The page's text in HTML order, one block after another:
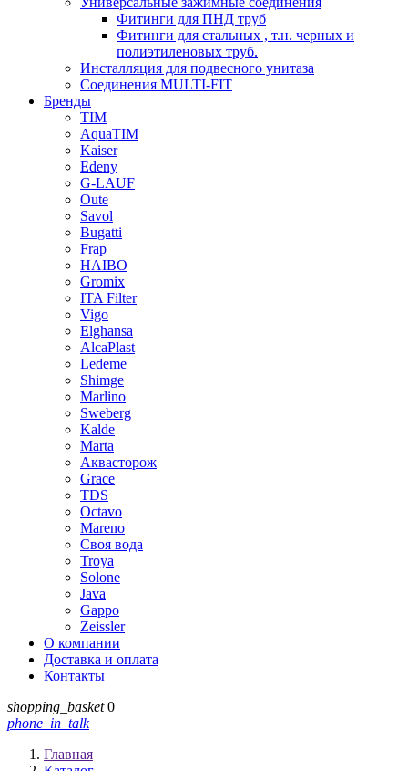
Фитинги для ПНД труб
Фитинги для стальных , т.н. черных и
полиэтиленовых труб.
Инсталляция для подвесного унитаза
Соединения MULTI-FIT
Бренды
TIM
AquaTIM
Kaiser
Edeny
G-LAUF
Oute
Savol
Bugatti
Frap
HAIBO
Gromix
ITA Filter
Vigo
Elghansa
AlcaPlast
Ledeme
Shimge
Marlino
Sweberg
Kalde
Marta
Аквасторож
Grace
TDS
Octavo
Mareno
Своя вода
Troya
Solone
Java
Gappo
Zeissler
О компании
Доставка и оплата
Контакты
shopping_basket 0
phone_in_talk
Главная